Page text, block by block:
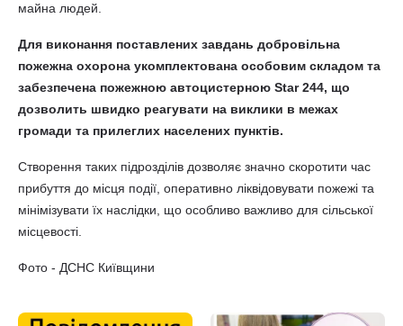
майна людей.
Для виконання поставлених завдань добровільна
пожежна охорона укомплектована особовим складом та
забезпечена пожежною автоцистерною Star 244, що
дозволить швидко реагувати на виклики в межах
громади та прилеглих населених пунктів.
Створення таких підрозділів дозволяє значно скоротити час
прибуття до місця події, оперативно ліквідовувати пожежі та
мінімізувати їх наслідки, що особливо важливо для сільської
місцевості.
Фото - ДСНС Київщини